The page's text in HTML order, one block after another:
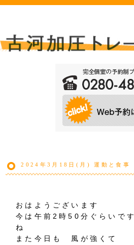
2024年3月18日(月) 運動と食事
おはようございます
今は午前2時50分ぐらいです
ね
また今日も 風が強くて